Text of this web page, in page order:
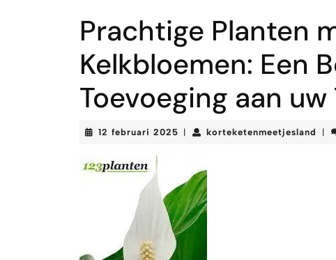
Prachtige Planten
Kelkbloemen: Een
Toevoeging aan uw
12 februari 2025 12
korteketenmeetjesland